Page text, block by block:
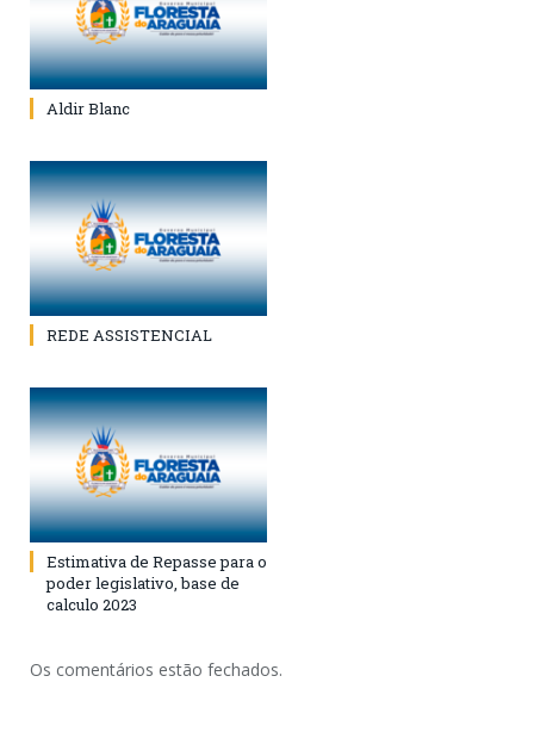
Aldir Blanc
REDE ASSISTENCIAL
Estimativa de Repasse para o
poder legislativo, base de
calculo 2023
Os comentários estão fechados.